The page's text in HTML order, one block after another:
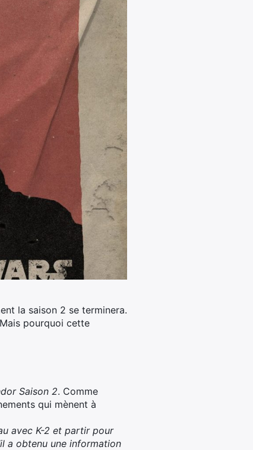
la saison 2 se terminera.
pourquoi cette
Saison 2. Comme
qui mènent à
avec K-2 et partir pour
a obtenu une information